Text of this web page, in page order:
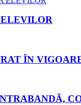
ÎN